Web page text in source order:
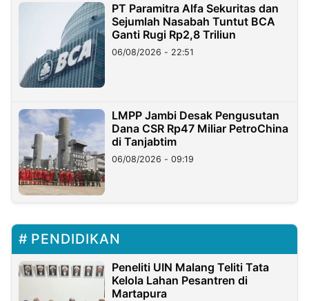
PT Paramitra Alfa Sekuritas dan
Sejumlah Nasabah Tuntut BCA
Ganti Rugi Rp2,8 Triliun
06/08/2026 - 22:51
LMPP Jambi Desak Pengusutan
Dana CSR Rp47 Miliar PetroChina
di Tanjabtim
06/08/2026 - 09:19
PENDIDIKAN
Peneliti UIN Malang Teliti Tata
Kelola Lahan Pesantren di
Martapura